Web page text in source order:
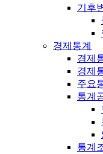
기후
경제통계
경제
경제
주요
통계
통계